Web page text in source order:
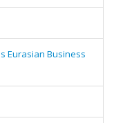
Eurasian Business